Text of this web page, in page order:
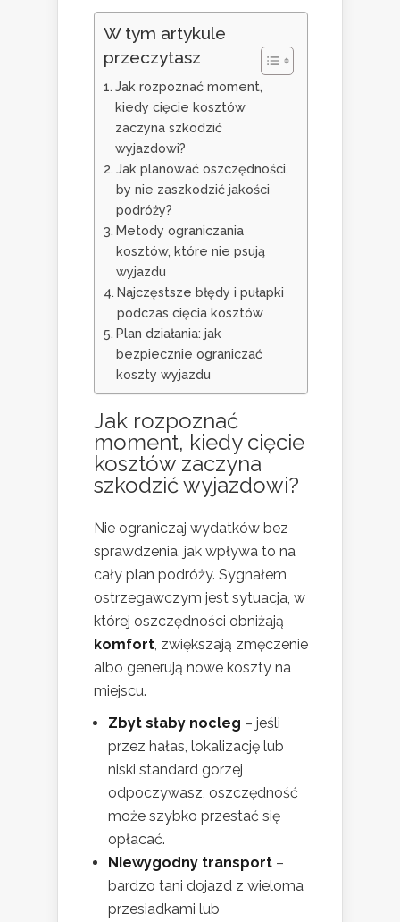
W tym artykule
przeczytasz
Jak rozpoznać moment,
kiedy cięcie kosztów
zaczyna szkodzić
wyjazdowi?
Jak planować oszczędności,
by nie zaszkodzić jakości
podróży?
Metody ograniczania
kosztów, które nie psują
wyjazdu
Najczęstsze błędy i pułapki
podczas cięcia kosztów
Plan działania: jak
bezpiecznie ograniczać
koszty wyjazdu
Jak rozpoznać
moment, kiedy cięcie
kosztów zaczyna
szkodzić wyjazdowi?
Nie ograniczaj wydatków bez
sprawdzenia, jak wpływa to na
cały plan podróży. Sygnałem
ostrzegawczym jest sytuacja, w
której oszczędności obniżają
komfort , zwiększają zmęczenie
albo generują nowe koszty na
miejscu.
Zbyt słaby nocleg – jeśli
przez hałas, lokalizację lub
niski standard gorzej
odpoczywasz, oszczędność
może szybko przestać się
opłacać.
Niewygodny transport –
bardzo tani dojazd z wieloma
przesiadkami lub